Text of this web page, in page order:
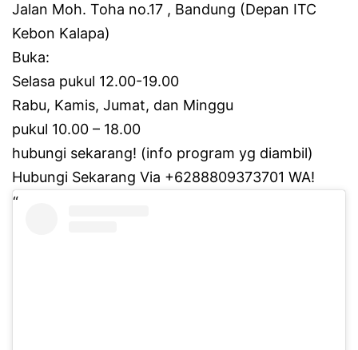
Jalan Moh. Toha no.17 , Bandung (Depan ITC
Kebon Kalapa)
Buka:
Selasa pukul 12.00-19.00
Rabu, Kamis, Jumat, dan Minggu
pukul 10.00 – 18.00
hubungi sekarang! (info program yg diambil)
Hubungi Sekarang Via +6288809373701 WA!